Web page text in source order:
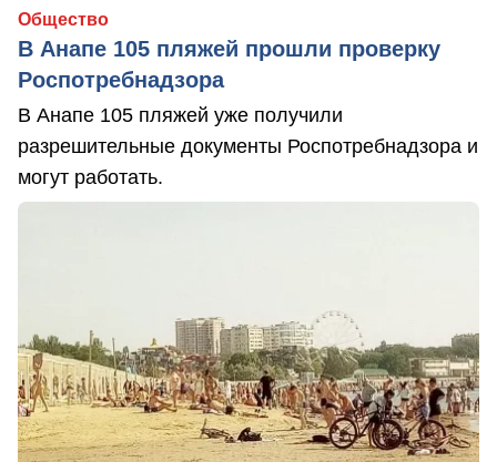
Общество
В Анапе 105 пляжей прошли проверку
Роспотребнадзора
В Анапе 105 пляжей уже получили
разрешительные документы Роспотребнадзора и
могут работать.